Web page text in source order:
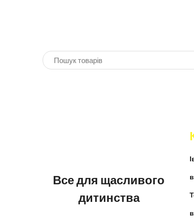
Все для щасливого
дитинства